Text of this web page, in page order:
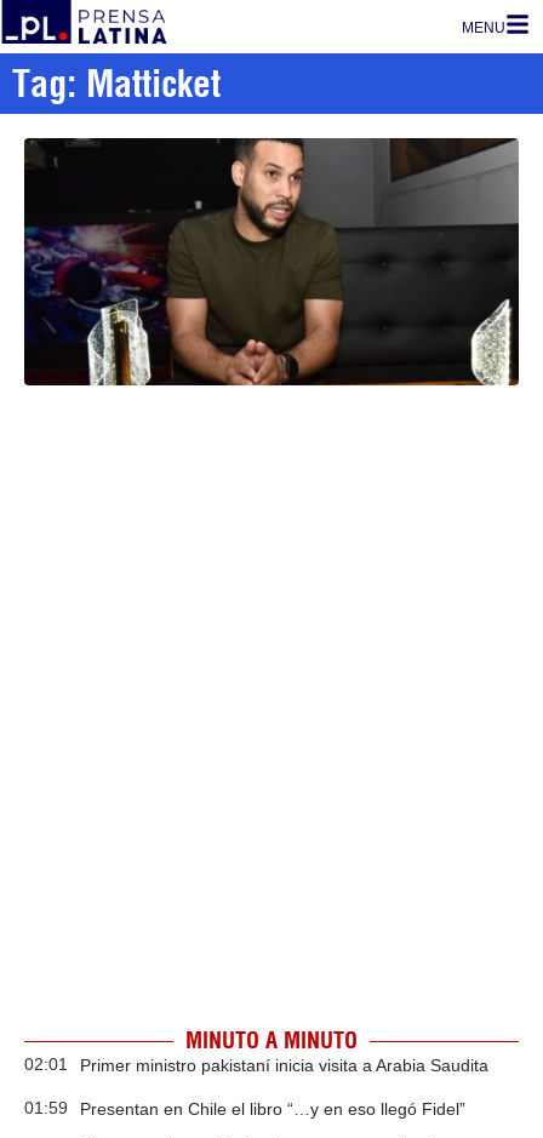
MENU
Tag: Matticket
MINUTO A MINUTO
02:01 Primer ministro pakistaní inicia visita a Arabia Saudita
01:59 Presentan en Chile el libro “…y en eso llegó Fidel”